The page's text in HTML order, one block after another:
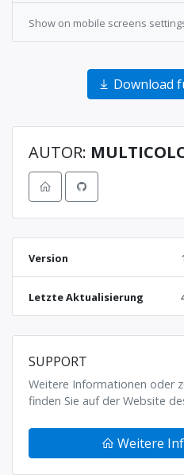
Show on mobile screens
Download
AUTOR:
Version
Letzte Aktualisierung
SUPPORT
Weitere Informationen oder
finden Sie auf der Website
Weitere